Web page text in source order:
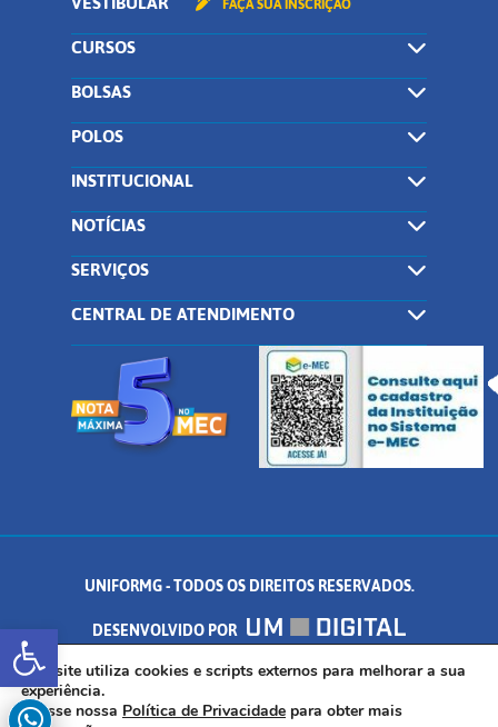
Abrir a barra de ferramentas
CURSOS
BOLSAS
POLOS
INSTITUCIONAL
NOTÍCIAS
SERVIÇOS
CENTRAL DE ATENDIMENTO
UNIFORMG - TODOS OS DIREITOS RESERVADOS.
DESENVOLVIDO POR
AV. DR. ARNALDO DE SENNA, 328 - PALMEIRAS, FORMIGA/MG - CEP:
35.574.530
Este site utiliza cookies e scripts externos para melhorar a sua
experiência.
Acesse nossa Política de Privacidade para obter mais